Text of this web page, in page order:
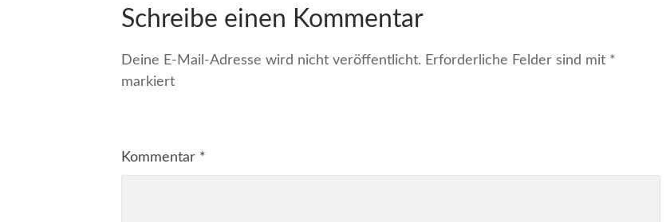
Schreibe einen Kommentar
Deine E-Mail-Adresse wird nicht veröffentlicht. Erforderliche Felder sind mit *
markiert
Kommentar *